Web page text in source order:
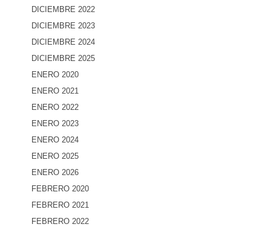
DICIEMBRE 2022
DICIEMBRE 2023
DICIEMBRE 2024
DICIEMBRE 2025
ENERO 2020
ENERO 2021
ENERO 2022
ENERO 2023
ENERO 2024
ENERO 2025
ENERO 2026
FEBRERO 2020
FEBRERO 2021
FEBRERO 2022